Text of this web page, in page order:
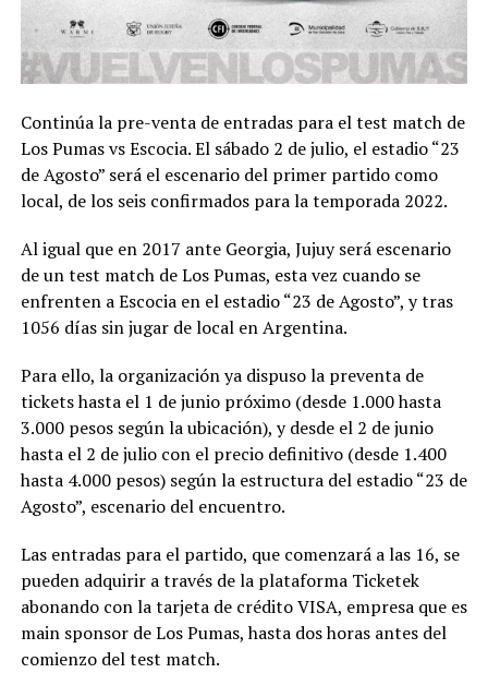
Continúa la pre-venta de entradas para el test match de
Los Pumas vs Escocia. El sábado 2 de julio, el estadio “23
de Agosto” será el escenario del primer partido como
local, de los seis confirmados para la temporada 2022.
Al igual que en 2017 ante Georgia, Jujuy será escenario
de un test match de Los Pumas, esta vez cuando se
enfrenten a Escocia en el estadio “23 de Agosto”, y tras
1056 días sin jugar de local en Argentina.
Para ello, la organización ya dispuso la preventa de
tickets hasta el 1 de junio próximo (desde 1.000 hasta
3.000 pesos según la ubicación), y desde el 2 de junio
hasta el 2 de julio con el precio definitivo (desde 1.400
hasta 4.000 pesos) según la estructura del estadio “23 de
Agosto”, escenario del encuentro.
Las entradas para el partido, que comenzará a las 16, se
pueden adquirir a través de la plataforma Ticketek
abonando con la tarjeta de crédito VISA, empresa que es
main sponsor de Los Pumas, hasta dos horas antes del
comienzo del test match.